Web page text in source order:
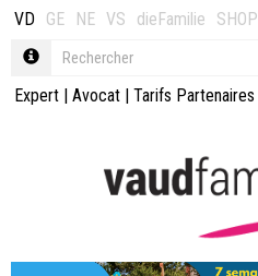
VD GE NE VS dieFamilie SHOP
Expert | Avocat | Tarifs Partenaires